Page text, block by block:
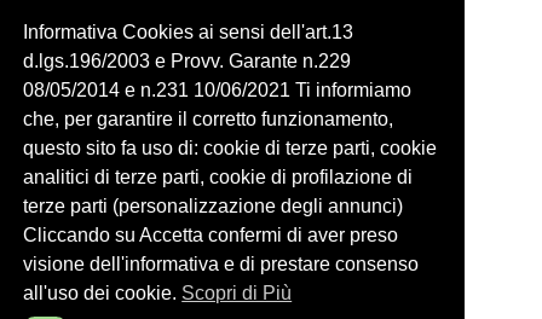
Informativa Cookies ai sensi dell'art.13
d.lgs.196/2003 e Provv. Garante n.229
08/05/2014 e n.231 10/06/2021 Ti informiamo
che, per garantire il corretto funzionamento,
questo sito fa uso di: cookie di terze parti, cookie
analitici di terze parti, cookie di profilazione di
terze parti (personalizzazione degli annunci)
Cliccando su Accetta confermi di aver preso
visione dell'informativa e di prestare consenso
all'uso dei cookie. Scopri di Più
P.IVA 14822091006
N.REA: RM-1548401
C.SOCIALE: €10,00
334 918 4321
Shop
Donna
Bambini
Account
Carrello
Profilo
Ordini
Wishlist